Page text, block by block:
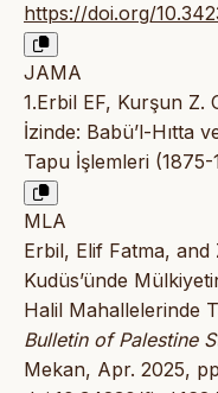
https://doi.org/
JAMA
1.Erbil EF, Kurşun Z.
İzinde: Babü’l-Hıtta
Tapu İşlemleri
MLA
Erbil, Elif Fatma, and
Kudüs’ünde
Halil Mahallelerinde
Bulletin of Palestine
Mekan, Apr. 2025,